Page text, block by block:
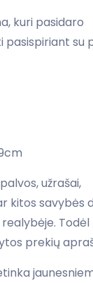
kuri pasidaro
pasispiriant su
užrašai,
kitos savybės
prekių